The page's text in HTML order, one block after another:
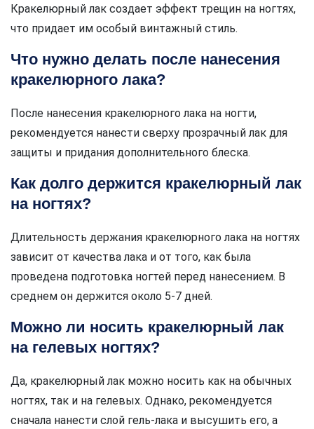
Кракелюрный лак создает эффект трещин на ногтях,
что придает им особый винтажный стиль.
Что нужно делать после нанесения
кракелюрного лака?
После нанесения кракелюрного лака на ногти,
рекомендуется нанести сверху прозрачный лак для
защиты и придания дополнительного блеска.
Как долго держится кракелюрный лак
на ногтях?
Длительность держания кракелюрного лака на ногтях
зависит от качества лака и от того, как была
проведена подготовка ногтей перед нанесением. В
среднем он держится около 5-7 дней.
Можно ли носить кракелюрный лак
на гелевых ногтях?
Да, кракелюрный лак можно носить как на обычных
ногтях, так и на гелевых. Однако, рекомендуется
сначала нанести слой гель-лака и высушить его, а